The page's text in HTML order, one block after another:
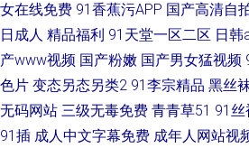
女在线免费 91香蕉污APP 国产高清自
日成人 精品福利 91天堂一区二区 日韩
产www视频 国产粉嫩 国产男女猛视频
色片 变态另态另类2 91李宗精品 黑丝
无码网站 三级无毒免费 青青草51 91
91插 成人中文字幕免费 成年人网站视